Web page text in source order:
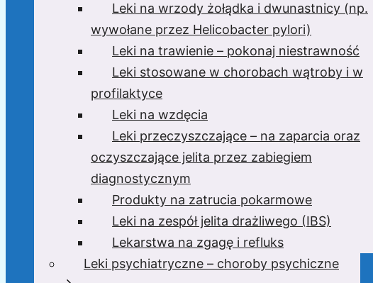
Leki na wrzody żołądka i dwunastnicy (np.
wywołane przez Helicobacter pylori)
Leki na trawienie – pokonaj niestrawność
Leki stosowane w chorobach wątroby i w
profilaktyce
Leki na wzdęcia
Leki przeczyszczające – na zaparcia oraz
oczyszczające jelita przez zabiegiem
diagnostycznym
Produkty na zatrucia pokarmowe
Leki na zespół jelita drażliwego (IBS)
Lekarstwa na zgagę i refluks
Leki psychiatryczne – choroby psychiczne